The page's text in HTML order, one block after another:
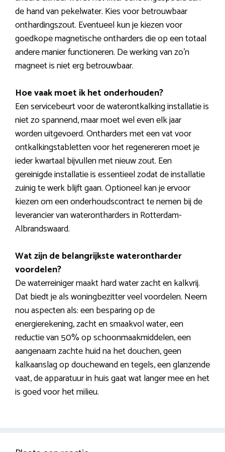
de hand van pekelwater. Kies voor betrouwbaar
onthardingszout. Eventueel kun je kiezen voor
goedkope magnetische ontharders die op een totaal
andere manier functioneren. De werking van zo’n
magneet is niet erg betrouwbaar.
Hoe vaak moet ik het onderhouden?
Een servicebeurt voor de waterontkalking installatie is
niet zo spannend, maar moet wel even elk jaar
worden uitgevoerd. Ontharders met een vat voor
ontkalkingstabletten voor het regenereren moet je
ieder kwartaal bijvullen met nieuw zout. Een
gereinigde installatie is essentieel zodat de installatie
zuinig te werk blijft gaan. Optioneel kan je ervoor
kiezen om een onderhoudscontract te nemen bij de
leverancier van waterontharders in Rotterdam-
Albrandswaard.
Wat zijn de belangrijkste waterontharder
voordelen?
De waterreiniger maakt hard water zacht en kalkvrij.
Dat biedt je als woningbezitter veel voordelen. Neem
nou aspecten als: een besparing op de
energierekening, zacht en smaakvol water, een
reductie van 50% op schoonmaakmiddelen, een
aangenaam zachte huid na het douchen, geen
kalkaanslag op douchewand en tegels, een glanzende
vaat, de apparatuur in huis gaat wat langer mee en het
is goed voor het milieu.